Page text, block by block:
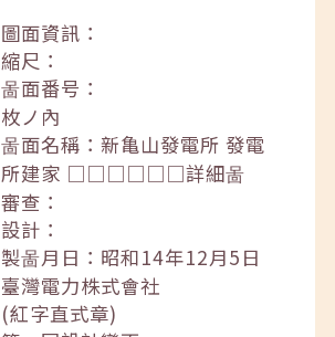
圖面資訊：
縮尺：
啚面番号：
枚ノ內
啚面名稱：新亀山發電所 發電
所建家 □□□□□□詳細啚
審查：
設計：
製啚月日：昭和14年12月5日
臺灣電力株式會社
(紅字直式章)